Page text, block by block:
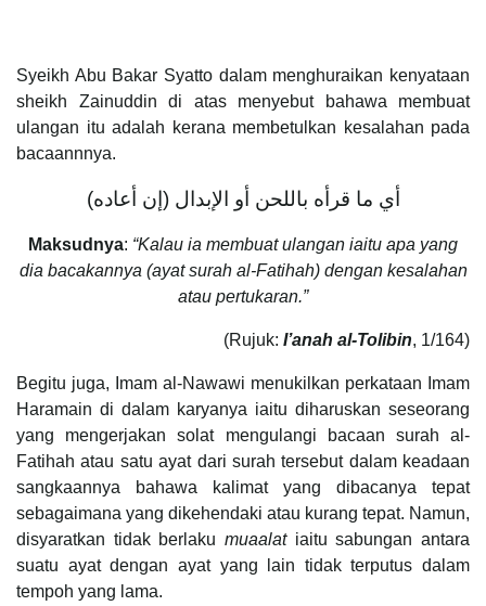
Syeikh Abu Bakar Syatto dalam menghuraikan kenyataan
sheikh Zainuddin di atas menyebut bahawa membuat
ulangan itu adalah kerana membetulkan kesalahan pada
bacaannnya.
(إن أعاده) أي ما قرأه باللحن أو الإبدال
Maksudnya: “Kalau ia membuat ulangan iaitu apa yang
dia bacakannya (ayat surah al-Fatihah) dengan kesalahan
atau pertukaran.”
(Rujuk: I’anah al-Tolibin, 1/164)
Begitu juga, Imam al-Nawawi menukilkan perkataan Imam
Haramain di dalam karyanya iaitu diharuskan seseorang
yang mengerjakan solat mengulangi bacaan surah al-
Fatihah atau satu ayat dari surah tersebut dalam keadaan
sangkaannya bahawa kalimat yang dibacanya tepat
sebagaimana yang dikehendaki atau kurang tepat. Namun,
disyaratkan tidak berlaku muaalatiaitu sabungan antara
suatu ayat dengan ayat yang lain tidak terputus dalam
tempoh yang lama.